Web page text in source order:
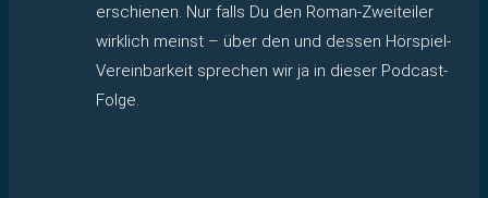
erschienen. Nur falls Du den Roman-Zweiteiler
wirklich meinst – über den und dessen Hörspiel-
Vereinbarkeit sprechen wir ja in dieser Podcast-
Folge.